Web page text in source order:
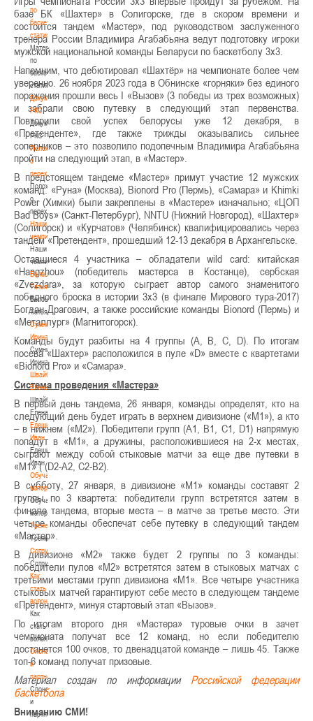
по
баскетбольной
статистике
Материалы
по
баскетбольной
статистике
Документы
РКС
Документы
РКС
Положение
о
переходах
Положение
о
переходах
Наши
чемпионы
Наши
чемпионы
Белошапко
Татьяна
Белошапко
Татьяна
Сумникова
Ирина
Сумникова
Ирина
Швайбович
Елена
Швайбович
Елена
Едешко
Иван
Едешко
Иван
Обучающие
материалы
Обучающие
материалы
Тренерам
Тренерам
Сотрудничество
Сотрудничество
Как
стать
волонтером
Как
стать
волонтером
Спонсоры
и
партнеры
Спонсоры
и
партнеры
базе БК «Шахтер» в Солигорске, где в скором времени и
состоится тандем «Мастер», под руководством заслуженного
тренера России Владимира Агабабьяна ведут подготовку игроки
мужской национальной команды Беларуси по баскетболу 3х3.
Напомним, что дебютировал «Шахтёр» на чемпионате более чем
уверенно. 26 ноября 2023 года в Обнинске «горняки» без единого
поражения прошли весь I «Вызов» (3 победы из трех возможных)
и забрали свою путевку в следующий этап первенства.
Повторили свой успех белорусы уже 12 декабря, в
«Претенденте», где также трижды оказывались сильнее
соперников – это позволило подопечным Владимира Агабабьяна
пройти на следующий этап, в «Мастер».
В предстоящем тандеме «Мастер» примут участие 12 мужских
команд. «Руна» (Москва), Bionord Pro (Пермь), «Самара» и Khimki
Power (Химки) были закреплены в «Мастере» изначально; «ЦОП
Bad Boys» (Санкт-Петербург), NNTU (Нижний Новгород), «Шахтер»
(Солигорск) и «Курчатов» (Челябинск) квалифицировались через
тандем «Претендент», прошедший 12-13 декабря в Архангельске.
Оставшиеся 4 участника – обладатели wild card: китайская
«Hangzhou» (победитель мастерса в Костанце), сербская
«Zvezdara», за которую сыграет автор самого знаменитого
победного броска в истории 3х3 (в финале Мирового тура-2017)
Богдан Драгович, а также российские команды Bionord (Пермь) и
«Металлург» (Магнитогорск).
Команды будут разбиты на 4 группы (A, B, C, D). По итогам
посева «Шахтер» расположился в пуле «D» вместе с квартетами
«Bionord Pro» и «Самара».
Система проведения «Мастера»
В первый день тандема, 26 января, команды определят, кто на
следующий день будет играть в верхнем дивизионе («М1»), а кто
– в нижнем («М2»). Победители групп (А1, B1, C1, D1) напрямую
попадут в «М1», а дружины, расположившиеся на 2-х местах,
сыграют между собой стыковые матчи за еще две путевки в
«М1» ( (D2-A2, C2-B2).
В субботу, 27 января, в дивизионе «М1» команды составят 2
группы по 3 квартета: победители групп встретятся затем в
финале тандема, вторые места – в матче за третье место. Эти
четыре команды обеспечат себе путевку в следующий тандем
«Мастер».
В дивизионе «М2» также будет 2 группы по 3 команды:
победители пулов «М2» встретятся затем в стыковых матчах с
третьими местами групп дивизиона «М1». Все четыре участника
стыковых матчей гарантируют себе место в следующем тандеме
«Претендент», минуя стартовый этап «Вызов».
По итогам второго дня «Мастера» туровые очки в зачет
чемпионата получат все 12 команд, но если победителю
достанется 100 очков, то двенадцатой команде – лишь 45. Также
топ-6 команд получат призовые.
Материал создан по информации Российской федерации
баскетбола
Вниманию СМИ!